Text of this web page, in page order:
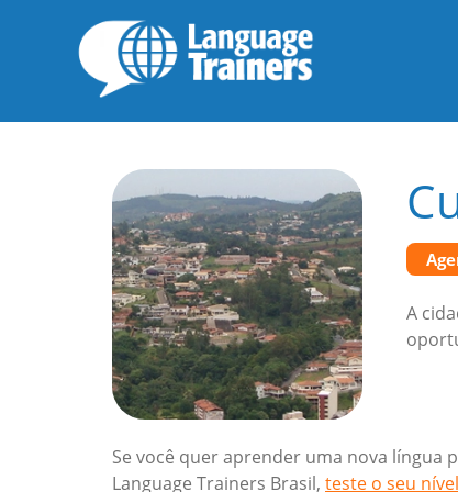
A
Se você quer aprender uma nova língua
Language Trainers Brasil, teste o seu nível